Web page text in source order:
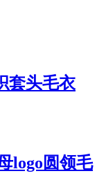
套头毛衣
logo圆领毛